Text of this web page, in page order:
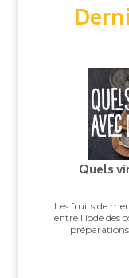
Quels
Les fruits de
entre l’iode des